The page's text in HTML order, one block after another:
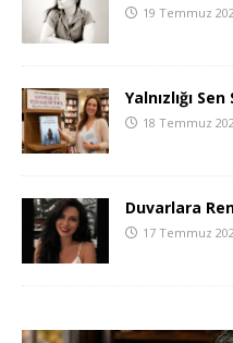
19 Temmuz
Yalnızlığı
18 Temmuz
Duvarlara
17 Temmuz